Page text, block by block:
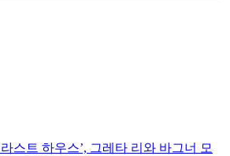
스트 하우스’, 그레타 리와 바그너 모